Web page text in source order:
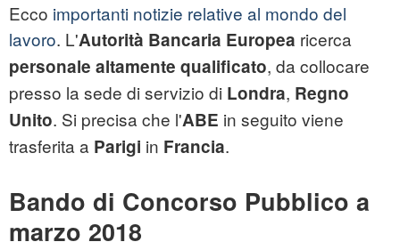
Ecco importanti notizie relative al mondo del
lavoro. L'Autorità Bancaria Europea ricerca
personale altamente qualificato, da collocare
presso la sede di servizio di Londra, Regno
Unito. Si precisa che l'ABE in seguito viene
trasferita a Parigi in Francia.
Bando di Concorso Pubblico a
marzo 2018